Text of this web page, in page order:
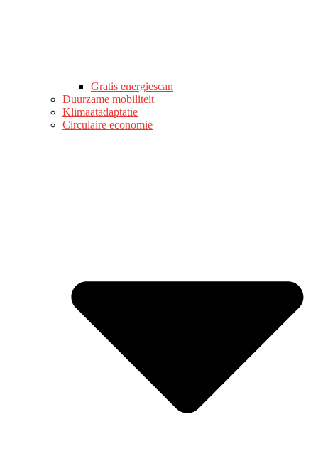
Gratis energiescan
Duurzame mobiliteit
Klimaatadaptatie
Circulaire economie